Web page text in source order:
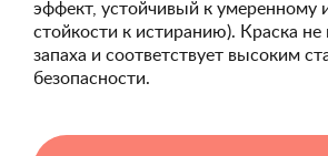
эффект, устойчивый к умеренному
стойкости к истиранию). Краска не
запаха и соответствует высоким
безопасности.